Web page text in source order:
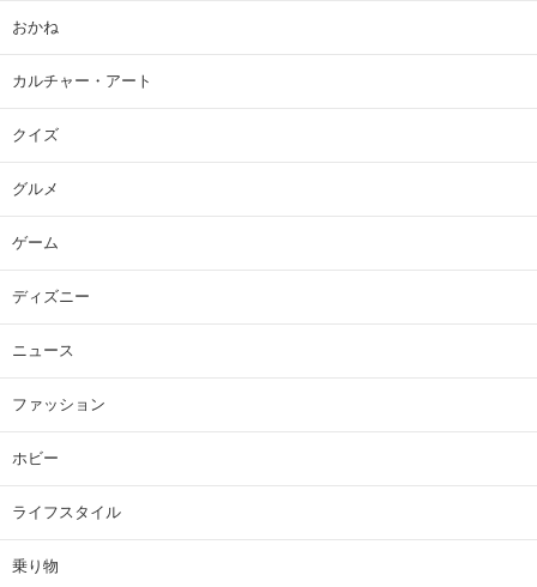
おかね
カルチャー・アート
クイズ
グルメ
ゲーム
ディズニー
ニュース
ファッション
ホビー
ライフスタイル
乗り物